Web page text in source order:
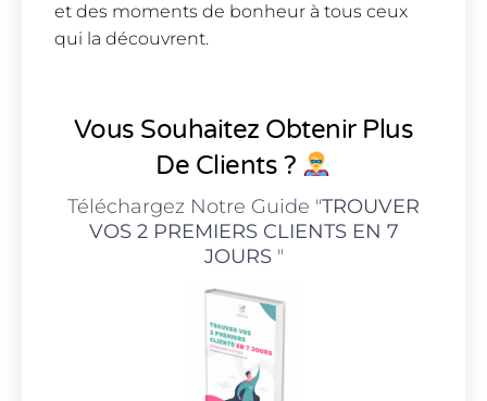
et des moments de bonheur à tous ceux
qui la découvrent.
Vous Souhaitez Obtenir Plus
De Clients ?
Téléchargez Notre Guide "TROUVER
VOS 2 PREMIERS CLIENTS EN 7
JOURS"